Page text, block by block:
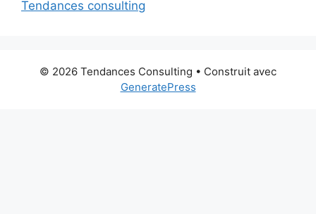
Tendances consulting
© 2026 Tendances Consulting • Construit avec
GeneratePress